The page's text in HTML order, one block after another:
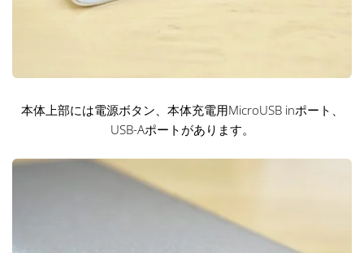
本体上部には電源ボタン、本体充電用MicroUSB inポート、
USB-Aポートがあります。